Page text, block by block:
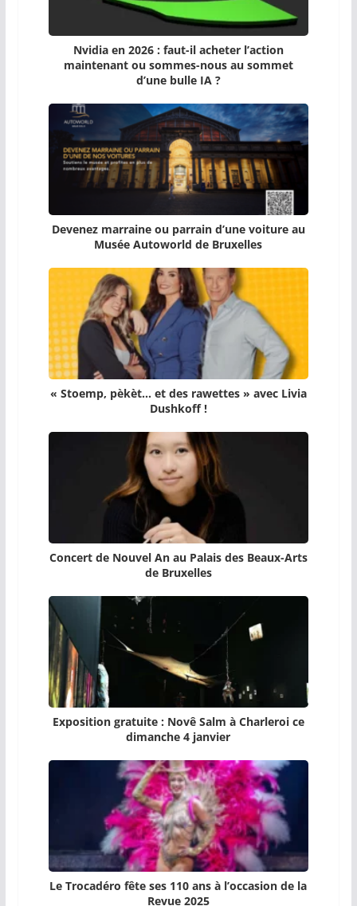
Nvidia en 2026 : faut-il acheter l’action
maintenant ou sommes-nous au sommet
d’une bulle IA ?
Devenez marraine ou parrain d’une voiture au
Musée Autoworld de Bruxelles
« Stoemp, pèkèt… et des rawettes » avec Livia
Dushkoff !
Concert de Nouvel An au Palais des Beaux-Arts
de Bruxelles
Exposition gratuite : Novê Salm à Charleroi ce
dimanche 4 janvier
Le Trocadéro fête ses 110 ans à l’occasion de la
Revue 2025